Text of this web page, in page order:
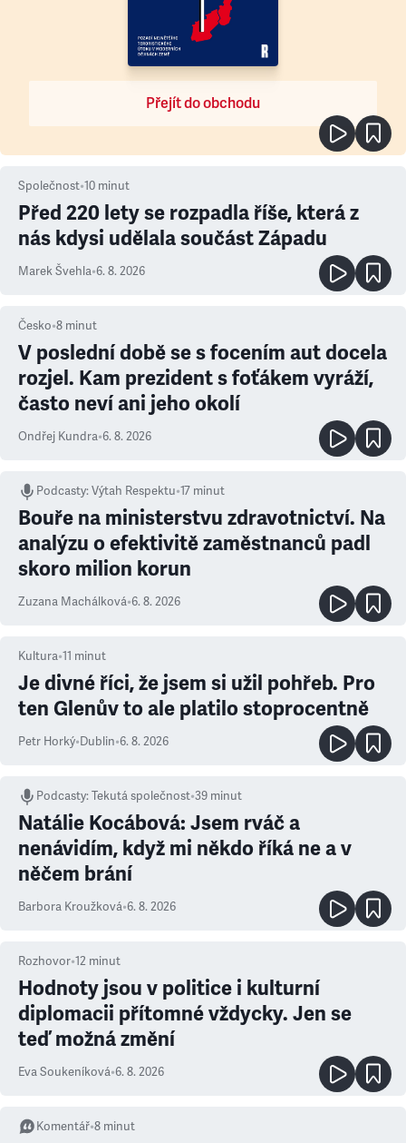
Přejít do obchodu
Společnost•10 minut
Před 220 lety se rozpadla říše, která z
nás kdysi udělala součást Západu
Marek Švehla•6. 8. 2026
Česko•8 minut
V poslední době se s focením aut docela
rozjel. Kam prezident s foťákem vyráží,
často neví ani jeho okolí
Ondřej Kundra•6. 8. 2026
Podcasty:Výtah Respektu•17 minut
Bouře na ministerstvu zdravotnictví. Na
analýzu o efektivitě zaměstnanců padl
skoro milion korun
Zuzana Machálková•6. 8. 2026
Kultura•11 minut
Je divné říci, že jsem si užil pohřeb. Pro
ten Glenův to ale platilo stoprocentně
Petr Horký•Dublin•6. 8. 2026
Podcasty:Tekutá společnost•39 minut
Natálie Kocábová: Jsem rváč a
nenávidím, když mi někdo říká ne a v
něčem brání
Barbora Kroužková•6. 8. 2026
Rozhovor•12 minut
Hodnoty jsou v politice i kulturní
diplomacii přítomné vždycky. Jen se
teď možná změní
Eva Soukeníková•6. 8. 2026
Komentář•8 minut